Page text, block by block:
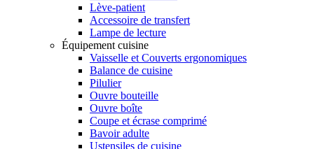
Lève-patient
Accessoire de transfert
Lampe de lecture
Équipement cuisine
Vaisselle et Couverts ergonomiques
Balance de cuisine
Pilulier
Ouvre bouteille
Ouvre boîte
Coupe et écrase comprimé
Bavoir adulte
Ustensiles de cuisine